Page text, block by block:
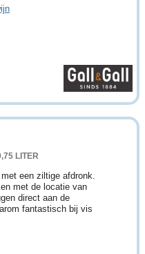
LITER
een ziltige afdronk.
met de locatie van
direct aan de
fantastisch bij vis